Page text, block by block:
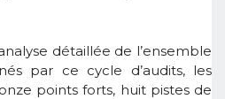
détaillée de l’ensemble
par ce cycle d’audits, les
points forts, huit pistes de